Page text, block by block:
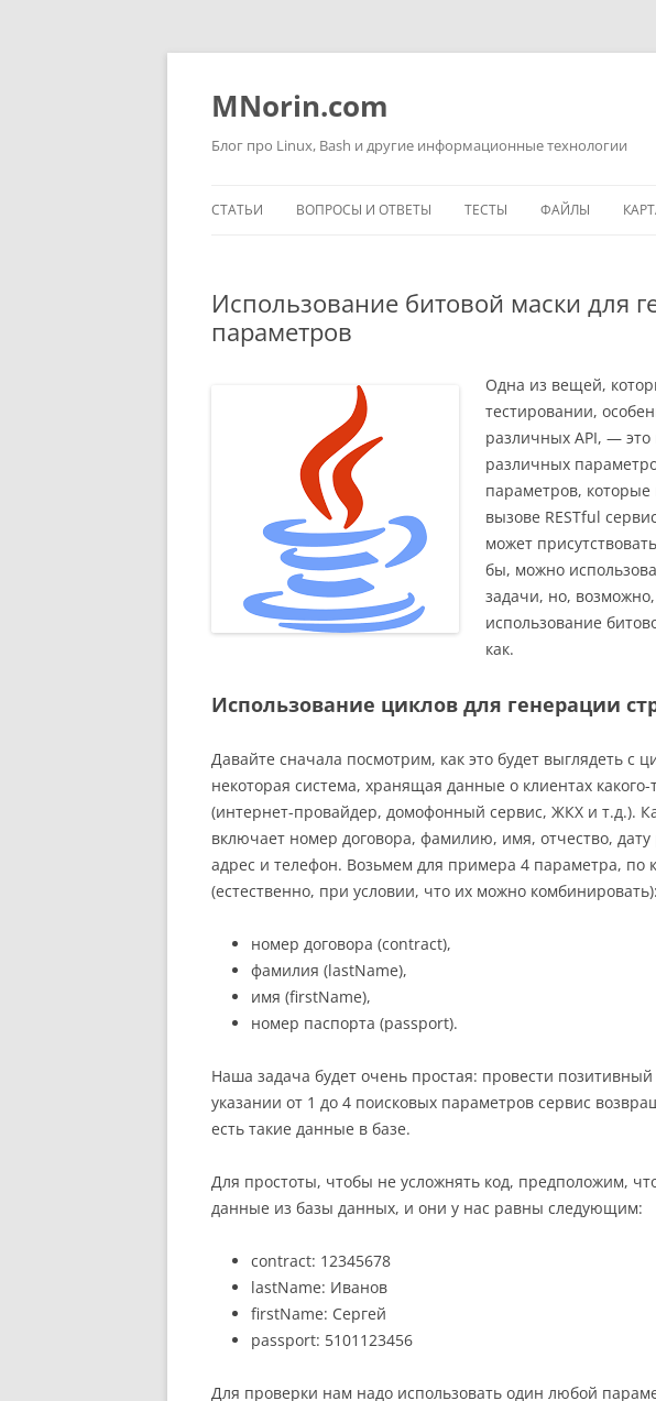
Перейти
содержимому
MNorin.com
Блог про Linux, Bash и другие информационные технологии
СТАТЬИ ВОПРОСЫ И ОТВЕТЫ ТЕСТЫ ФАЙЛЫ
Использование битовой маски для
параметров
Одна из вещей,
тестировании,
различных API, — это
различных
параметров,
вызове RESTful
может
бы, можно
задачи, но,
использование
как.
Использование циклов для генерации
Давайте сначала посмотрим, как это будет выглядеть с
некоторая система, хранящая данные о клиентах какого-
(интернет-провайдер, домофонный сервис, ЖКХ и т.д.).
включает номер договора, фамилию, имя, отчество,
адрес и телефон. Возьмем для примера 4 параметра, по
(естественно, при условии, что их можно комбинировать):
номер договора (contract),
фамилия (lastName),
имя (firstName),
номер паспорта (passport).
Наша задача будет очень простая: провести
указании от 1 до 4 поисковых параметров сервис
есть такие данные в базе.
Для простоты, чтобы не усложнять код, предположим,
данные из базы данных, и они у нас равны следующим:
contract: 12345678
lastName: Иванов
firstName: Сергей
passport: 5101123456
Для проверки нам надо использовать один любой